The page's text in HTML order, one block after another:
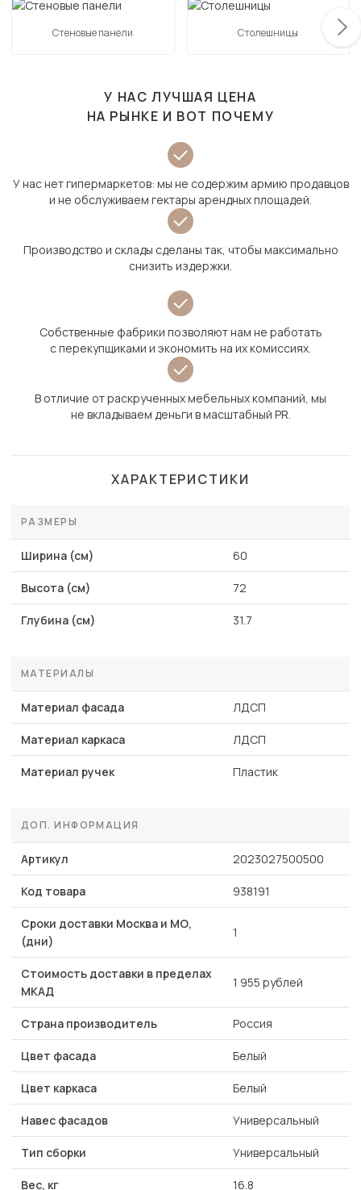
Стеновые панели Столешницы
У НАС ЛУЧШАЯ ЦЕНА
НА РЫНКЕ И ВОТ ПОЧЕМУ
У нас нет гипермаркетов: мы не содержим армию продавцов
и не обслуживаем гектары арендных площадей.
Производство и склады сделаны так, чтобы максимально
снизить издержки.
Собственные фабрики позволяют нам не работать
с перекупщиками и экономить на их комиссиях.
В отличие от раскрученных мебельных компаний, мы
не вкладываем деньги в масштабный PR.
ХАРАКТЕРИСТИКИ
РАЗМЕРЫ
Ширина (см) 60
Высота (см) 72
Глубина (см) 31.7
МАТЕРИАЛЫ
Материал фасада ЛДСП
Материал каркаса ЛДСП
Материал ручек Пластик
ДОП. ИНФОРМАЦИЯ
Артикул 2023027500500
Код товара 938191
Сроки доставки Москва и МО,
(дни)
1
Стоимость доставки в пределах
МКАД
1 955 рублей
Страна производитель Россия
Цвет фасада Белый
Цвет каркаса Белый
Навес фасадов Универсальный
Тип сборки Универсальный
Вес, кг 16.8